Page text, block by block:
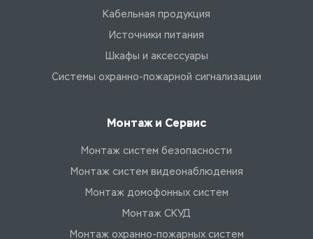
Кабельная продукция
Источники питания
Шкафы и аксессуары
Системы охранно-пожарной сигнализации
Монтаж и Сервис
Монтаж систем безопасности
Монтаж систем видеонаблюдения
Монтаж домофонных систем
Монтаж СКУД
Монтаж охранно-пожарных систем